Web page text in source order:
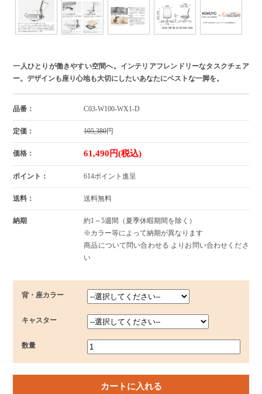
一人ひとりが働きやすい空間へ。インテリアフレンドリーなタスクチェア
ー。デザインも座り心地も大切にしたいあなたにベストな一脚を。
品番： C03-W100-WX1-D
定価： 105,380円
価格： 61,490円(税込)
ポイント： 614ポイント進呈
送料： 送料無料
納期
約1～5週間（夏季休暇期間を除く）
※カラー等によって納期が異なります
商品について問い合わせる よりお問い合わせくださ
い
背・座カラー
キャスター
数量